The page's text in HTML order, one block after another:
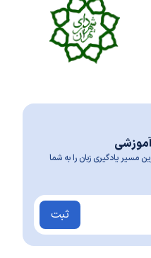
مسیر یادگیری زبان را به شما
ثبت